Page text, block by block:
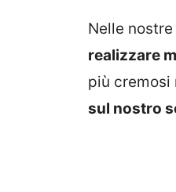
Nelle
realizzare
più cremosi
sul nostro